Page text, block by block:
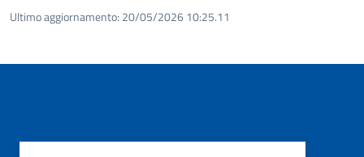
Ultimo aggiornamento: 20/05/2026 10:25.11